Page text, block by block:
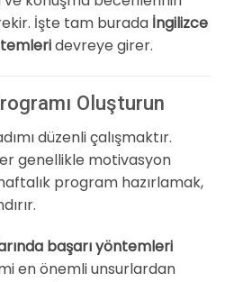
İşte tam burada İngilizce
devreye girer.
Oluşturun
düzenli çalışmaktır.
genellikle motivasyon
program hazırlamak,
başarı yöntemleri
en önemli unsurlardan